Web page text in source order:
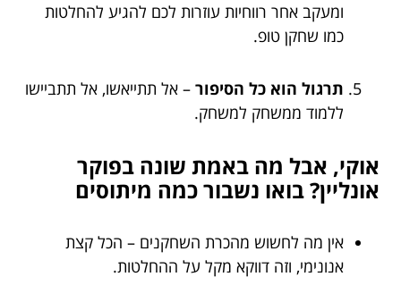
ומעקב אחר רווחיות עוזרות לכם להגיע להחלטות
כמו שחקן טופ.
תרגול הוא כל הסיפור – אל תתייאשו, אל תתביישו
ללמוד ממשחק למשחק.
אוקי, אבל מה באמת שונה בפוקר
אונליין? בואו נשבור כמה מיתוסים
אין מה לחשוש מהכרת השחקנים – הכל קצת
אנונימי, וזה דווקא מקל על ההחלטות.